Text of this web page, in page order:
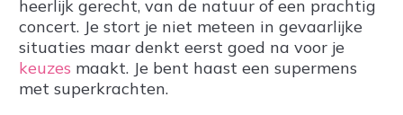
heerlijk gerecht, van de natuur of een prachtig
concert. Je stort je niet meteen in gevaarlijke
situaties maar denkt eerst goed na voor je
keuzes maakt. Je bent haast een supermens
met superkrachten.